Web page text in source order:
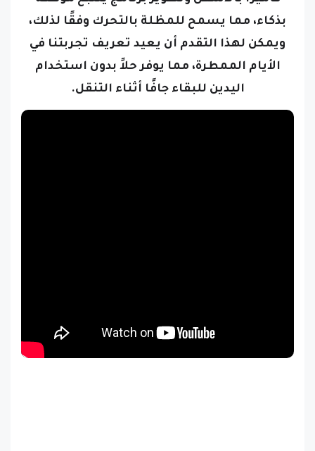
بذكاء، مما يسمح للمظلة بالتحرك وفقًا لذلك،
ويمكن لهذا التقدم أن يعيد تعريف تجربتنا في
الأيام الممطرة، مما يوفر حلاً بدون استخدام
اليدين للبقاء جافًا أثناء التنقل.